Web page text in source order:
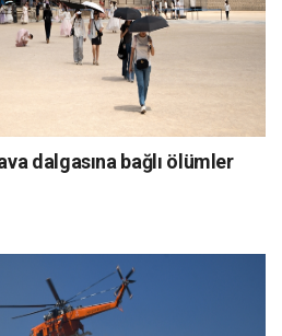
dalgasına bağlı ölümler